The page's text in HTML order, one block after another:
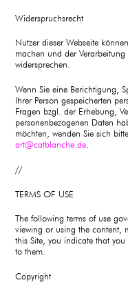
Widerspruchsrecht
Nutzer dieser Webseite
machen und der
widersprechen.
Wenn Sie eine Berichtigung,
Ihrer Person gespeicherten
Fragen bzgl. der Erhebung,
personenbezogenen Daten
möchten, wenden Sie sich
art@catblanche.de.
//
TERMS OF USE
The following terms of use
viewing or using the content,
this Site, you indicate that
to them.
Copyright